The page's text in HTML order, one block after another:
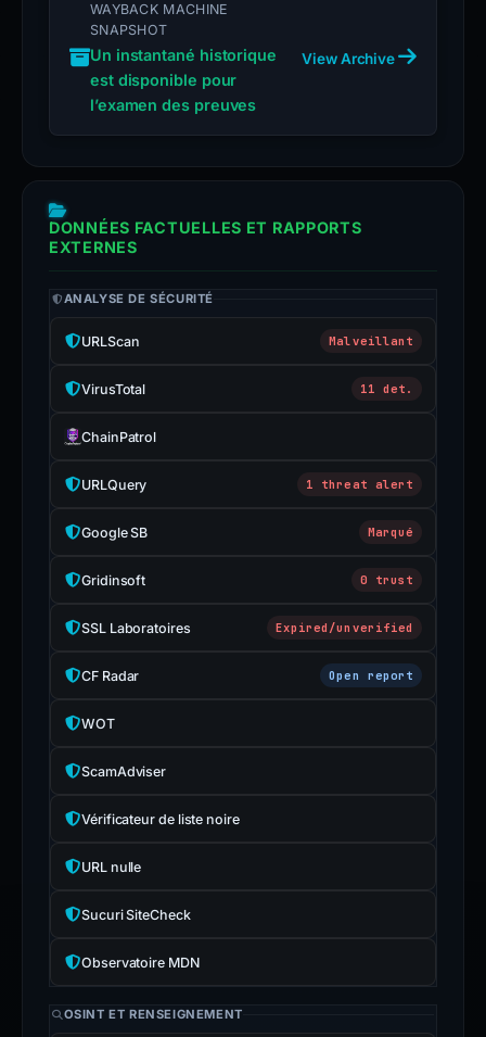
WAYBACK MACHINE
SNAPSHOT
Un instantané historique
est disponible pour
l’examen des preuves
View Archive
DONNÉES FACTUELLES ET RAPPORTS
EXTERNES
ANALYSE DE SÉCURITÉ
URLScan Malveillant
VirusTotal 11 det.
ChainPatrol
URLQuery 1 threat alert
Google SB Marqué
Gridinsoft 0 trust
SSL Laboratoires Expired/unverified
CF Radar Open report
WOT
ScamAdviser
Vérificateur de liste noire
URL nulle
Sucuri SiteCheck
Observatoire MDN
OSINT ET RENSEIGNEMENT